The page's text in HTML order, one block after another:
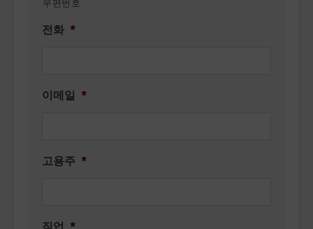
우편번호
전화 *
이메일 *
고용주 *
직업 *